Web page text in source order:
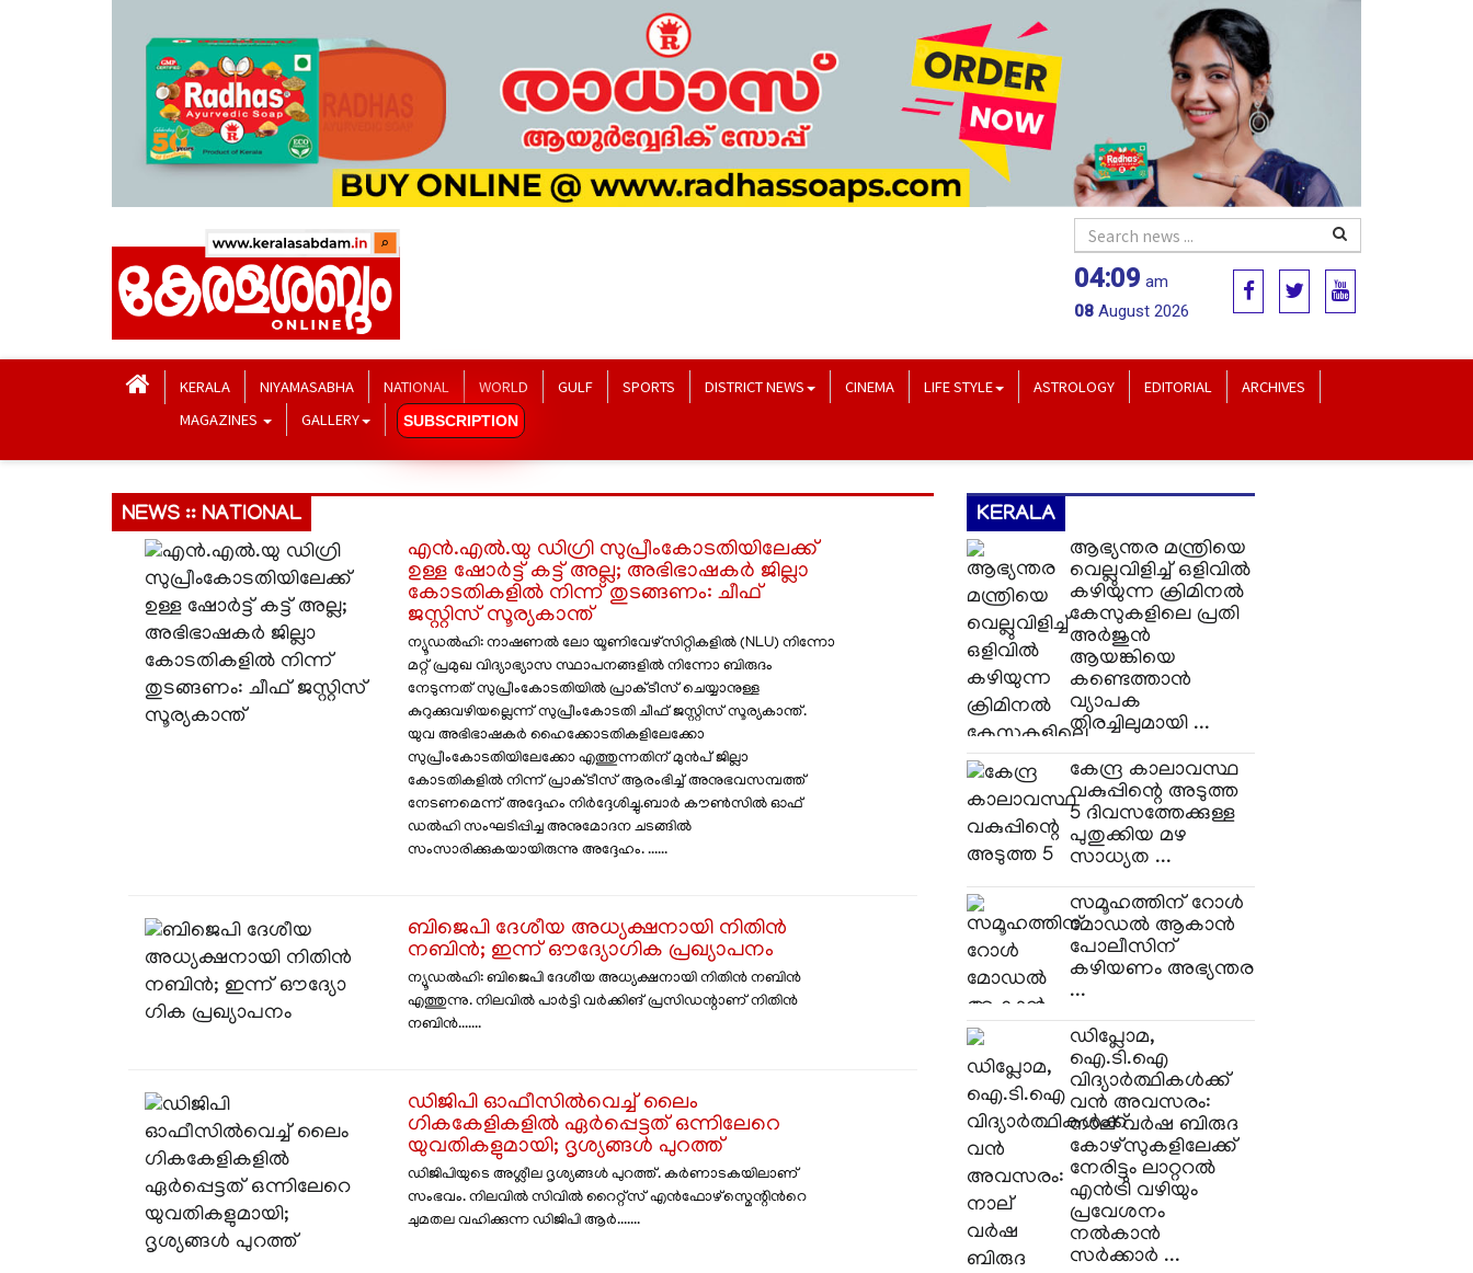
04:09 am
08August 2026
KERALA NIYAMASABHA NATIONAL WORLD GULF SPORTS DISTRICT NEWS CINEMA LIFE STYLE ASTROLOGY EDITORIAL
ARCHIVES
MAGAZINES
GALLERY SUBSCRIPTION
NEWS :: NATIONAL
എൻ.എൽ.യു ഡിഗ്രി സുപ്രീംകോടതിയിലേക്ക്
ഉള്ള ഷോർട്ട് കട്ട് അല്ല; അഭിഭാഷകർ ജില്ലാ
കോടതികളിൽ നിന്ന് തുടങ്ങണം: ചീഫ്
ജസ്റ്റിസ് സൂര്യകാന്ത്
ന്യൂഡൽഹി: നാഷണൽ ലോ യൂണിവേഴ്സിറ്റികളിൽ (NLU) നിന്നോ
മറ്റ് പ്രമുഖ വിദ്യാഭ്യാസ സ്ഥാപനങ്ങളിൽ നിന്നോ ബിരുദം
നേടുന്നത് സുപ്രീംകോടതിയിൽ പ്രാക്ടീസ് ചെയ്യാനുള്ള
കുറുക്കുവഴിയല്ലെന്ന് സുപ്രീംകോടതി ചീഫ് ജസ്റ്റിസ് സൂര്യകാന്ത്.
യുവ അഭിഭാഷകർ ഹൈക്കോടതികളിലേക്കോ
സുപ്രീംകോടതിയിലേക്കോ എത്തുന്നതിന് മുൻപ് ജില്ലാ
കോടതികളിൽ നിന്ന് പ്രാക്ടീസ് ആരംഭിച്ച് അനുഭവസമ്പത്ത്
നേടണമെന്ന് അദ്ദേഹം നിർദ്ദേശിച്ചു. ​ബാർ കൗൺസിൽ ഓഫ്
ഡൽഹി സംഘടിപ്പിച്ച അനുമോദന ചടങ്ങിൽ
സംസാരിക്കുകയായിരുന്നു അദ്ദേഹം. ......
ബിജെപി ദേശീയ അധ്യക്ഷനായി നിതിൻ
നബിൻ; ഇന്ന് ഔദ്യോ​ഗിക പ്രഖ്യാപനം
ന്യൂഡൽഹി: ബിജെപി ദേശീയ അധ്യക്ഷനായി നിതിൻ നബിൻ
എത്തുന്നു. നിലവിൽ പാർട്ടി വർക്കിങ് പ്രസിഡന്റാണ് നിതിൻ
നബിൻ.......
ഡിജിപി ഓഫീസിൽവെച്ച് ലൈം​
ഗികകേളികളിൽ ഏർപ്പെട്ടത് ഒന്നിലേറെ
യുവതികളുമായി; ദൃശ്യങ്ങൾ പുറത്ത്
ഡിജിപിയുടെ അശ്ലീല ദൃശ്യങ്ങള്‍ പുറത്ത്. കർണാടകയിലാണ്
സംഭവം. നിലവില്‍ സിവില്‍ റൈറ്റ്സ് എന്‍ഫോഴ്സ്മെന്റിന്‍റെ
ചുമതല വഹിക്കുന്ന ഡിജിപി ആര്‍.......
KERALA
ആഭ്യന്തര മന്ത്രിയെ
വെല്ലുവിളിച്ച്‌ ഒളിവില്‍
കഴിയുന്ന ക്രിമിനല്‍
കേസുകളിലെ പ്രതി
അര്‍ജുന്‍
ആയങ്കിയെ
കണ്ടെത്താന്‍
വ്യാപക
തിരച്ചിലുമായി ...
കേന്ദ്ര കാലാവസ്ഥ
വകുപ്പിന്റെ അടുത്ത
5 ദിവസത്തേക്കുള്ള
പുതുക്കിയ മഴ
സാധ്യത ...
സമൂഹത്തിന് റോള്‍
മോഡല്‍ ആകാന്‍
പോലീസിന്
കഴിയണം അഭ്യന്തര
...
​ഡിപ്ലോമ,
ഐ.ടി.ഐ
വിദ്യാർത്ഥികൾക്ക്
വൻ അവസരം:
നാല് വർഷ ബിരുദ
കോഴ്‌സുകളിലേക്ക്
നേരിട്ടും ലാറ്ററൽ
എൻട്രി വഴിയും
പ്രവേശനം
നൽകാൻ
സർക്കാർ ...